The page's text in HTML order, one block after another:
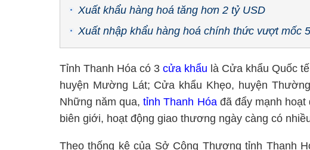
Xuất khẩu hàng hoá tăng hơn 2 tỷ USD
Xuất nhập khẩu hàng hoá chính thức vượt mốc
Tỉnh Thanh Hóa có 3 cửa khẩu là Cửa khẩu Quốc
huyện Mường Lát; Cửa khẩu Khẹo, huyện
Những năm qua,tỉnh Thanh Hóađã đẩy mạnh hoạt
biên giới, hoạt động giao thương ngày càng có
Theo thống kê của Sở Công Thương tỉnh Thanh